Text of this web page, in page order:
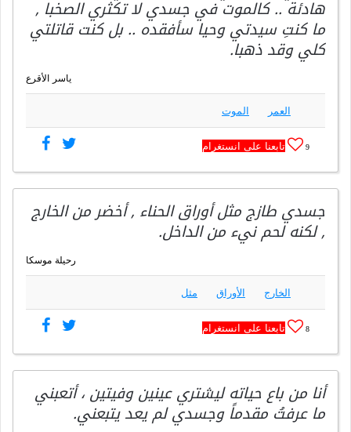
هادئة .. كالموت في جسدي لا تكثري الصخبا ,
ما كنتِ سيدتي وحيا سأفقده .. بل كنت قاتلتي
كلي وقد ذهبا.
ياسر الأقرع
العمر الموت
9 تابعنا على انستغرام
جسدي طازج مثل أوراق الحناء , أخضر من الخارج
, لكنه لحم نيء من الداخل.
رحيلة موسكا
الخارج الأوراق مثل
8 تابعنا على انستغرام
أنا من باع حياته ليشتري عينين وفيتين ، أتعبني
ما عرفتُ مقدماً وجسدي لم يعد يتبعني.